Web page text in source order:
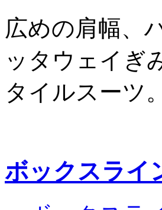
広めの肩幅、
ッタウェイぎ
タイルスーツ。
ボックスライ